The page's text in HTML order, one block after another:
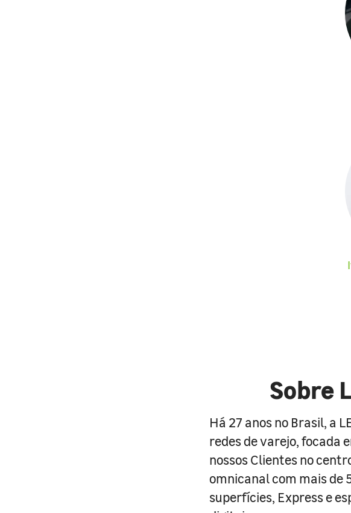
Sobre
Há 27 anos no Brasil, a
redes de varejo, focada
nossos Clientes no
omnicanal com mais de
superfícies, Express e